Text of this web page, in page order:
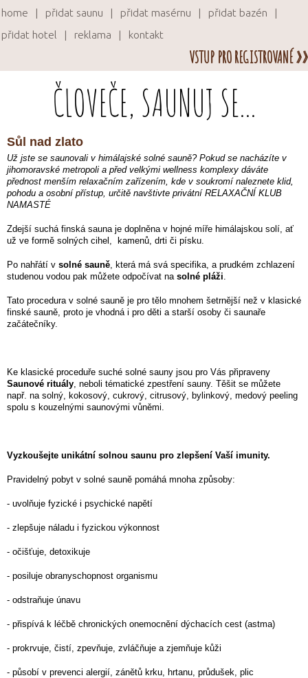
home přidat saunu přidat masérnu
přidat bazén
přidat hotel
reklama kontakt
VSTUP PRO REGISTROVANÉ »»
ČLOVEČE, SAUNUJ SE...
Sůl nad zlato
Už jste se saunovali v himálajské solné sauně? Pokud se nacházíte v
jihomoravské metropoli a před velkými wellness komplexy dáváte
přednost menším relaxačním zařízením, kde v soukromí naleznete klid,
pohodu a osobní přístup, určitě navštivte privátní RELAXAČNÍ KLUB
NAMASTÉ
Zdejší suchá finská sauna je doplněna v hojné míře himálajskou solí, ať
už ve formě solných cihel, kamenů, drti či písku.
Po nahřátí v solné sauně, která má svá specifika, a prudkém zchlazení
studenou vodou pak můžete odpočívat na solné pláži.
Tato procedura v solné sauně je pro tělo mnohem šetrnější než v klasické
finské sauně, proto je vhodná i pro děti a starší osoby či saunaře
začátečníky.
Ke klasické proceduře suché solné sauny jsou pro Vás připraveny
Saunové rituály, neboli tématické zpestření sauny. Těšit se můžete
např. na solný, kokosový, cukrový, citrusový, bylinkový, medový peeling
spolu s kouzelnými saunovými vůněmi.
Vyzkoušejte unikátní solnou saunu pro zlepšení Vaší imunity.
Pravidelný pobyt v solné sauně pomáhá mnoha způsoby:
- uvolňuje fyzické i psychické napětí
- zlepšuje náladu i fyzickou výkonnost
- očišťuje, detoxikuje
- posiluje obranyschopnost organismu
- odstraňuje únavu
- přispívá k léčbě chronických onemocnění dýchacích cest (astma)
- prokrvuje, čistí, zpevňuje, zvláčňuje a zjemňuje kůži
- působí v prevenci alergií, zánětů krku, hrtanu, průdušek, plic